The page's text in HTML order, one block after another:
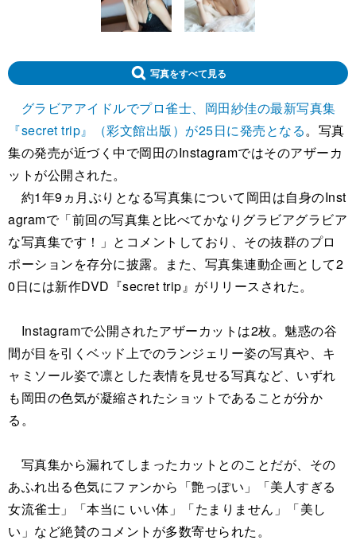
写真をすべて見る
グラビアアイドルでプロ雀士、岡田紗佳の最新写真集
『secret trip』（彩文館出版）が25日に発売となる。写真
集の発売が近づく中で岡田のInstagramではそのアザーカ
ットが公開された。
約1年9ヵ月ぶりとなる写真集について岡田は自身のInst
agramで「前回の写真集と比べてかなりグラビアグラビア
な写真集です！」とコメントしており、その抜群のプロ
ポーションを存分に披露。また、写真集連動企画として2
0日には新作DVD『secret trip』がリリースされた。
Instagramで公開されたアザーカットは2枚。魅惑の谷
間が目を引くベッド上でのランジェリー姿の写真や、キ
ャミソール姿で凛とした表情を見せる写真など、いずれ
も岡田の色気が凝縮されたショットであることが分か
る。
写真集から漏れてしまったカットとのことだが、その
あふれ出る色気にファンから「艶っぽい」「美人すぎる
女流雀士」「本当に いい体」「たまりません」「美し
い」など絶賛のコメントが多数寄せられた。